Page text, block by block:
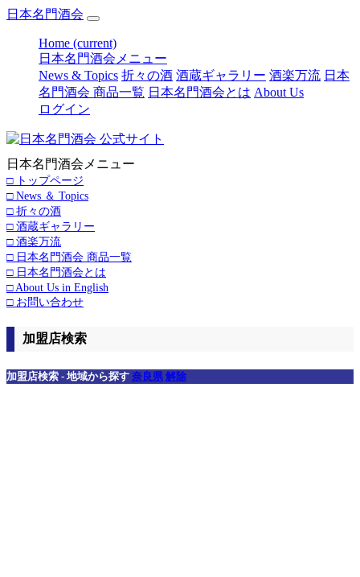
日本名門酒会
Home (current)
日本名門酒会メニュー
News & Topics 折々の酒 酒蔵ギャラリー 酒楽万流 日本
名門酒会 商品一覧 日本名門酒会とは About Us
ログイン
日本名門酒会メニュー
□ トップページ
□ News ＆ Topics
□ 折々の酒
□ 酒蔵ギャラリー
□ 酒楽万流
□ 日本名門酒会 商品一覧
□ 日本名門酒会とは
□ About Us in English
□ お問い合わせ
加盟店検索
加盟店検索 - 地域から探す 奈良県 解除